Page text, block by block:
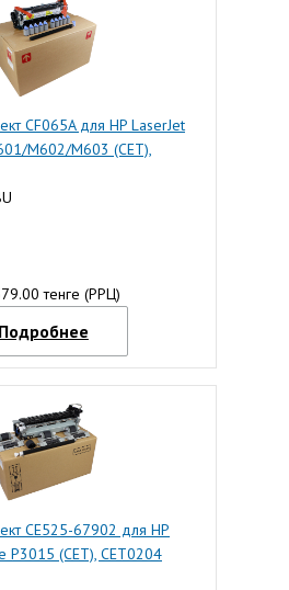
CF065A для HP LaserJet
M602/M603 (CET),
тенге (РРЦ)
Подробнее
CE525-67902 для HP
P3015 (CET), CET0204